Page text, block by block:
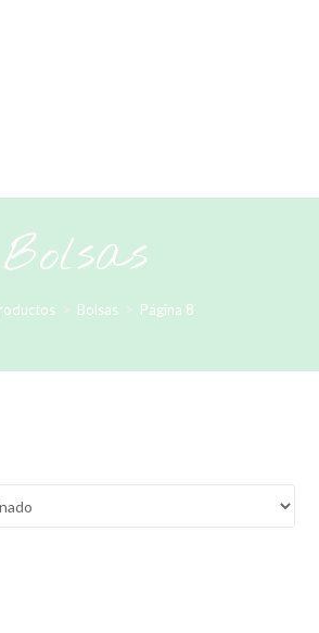
Bolsas
> Bolsas > Página 8